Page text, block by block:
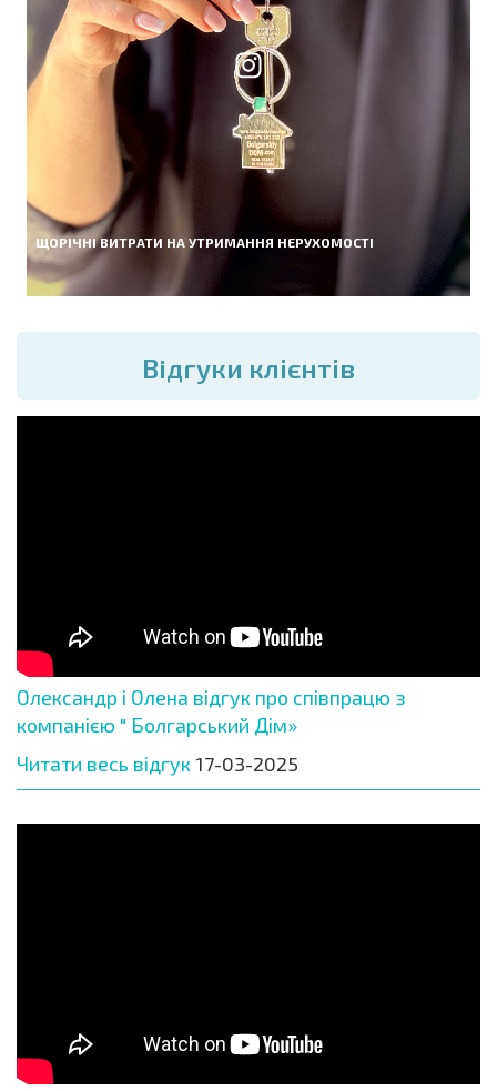
ЩОРІЧНІ ВИТРАТИ НА УТРИМАННЯ НЕРУХОМОСТІ
Вiдгуки клієнтів
Олександр і Олена відгук про співпрацю з
компанією " Болгарський Дім»
Читати весь відгук 17-03-2025